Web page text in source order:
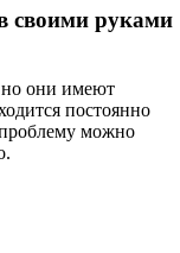
своими руками
но они имеют
постоянно
можно